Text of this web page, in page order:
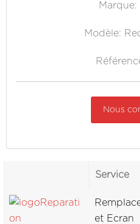
Marque:
Modèle:
Nous
Service
et Ecran